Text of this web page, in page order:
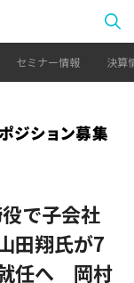
セミナー情報 決算
で子会社
田翔氏が7
任へ 岡村